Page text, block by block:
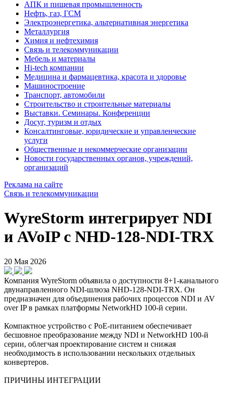
АПК и пищевая промышленность
Нефть, газ, ГСМ
Электроэнергетика, альтернативная энергетика
Металлургия
Химия и нефтехимия
Связь и телекоммуникации
Мебель и материалы
Hi-tech компании
Медицина и фармацевтика, красота и здоровье
Машиностроение
Транспорт, автомобили
Строительство и строительные материалы
Выставки. Семинары. Конференции
Досуг, туризм и отдых
Консалтинговые, юридические и управленческие
услуги
Общественные и некоммерческие организации
Новости государственных органов, учреждений,
организаций
Реклама на сайте
Связь и телекоммуникации
WyreStorm интегрирует NDI
и AVoIP c NHD-128-NDI-TRX
20 Мая 2026
Компания WyreStorm объявила о доступности 8+1-канального
двунаправленного NDI-шлюза NHD-128-NDI-TRX. Он
предназначен для объединения рабочих процессов NDI и AV
over IP в рамках платформы NetworkHD 100-й серии.
Компактное устройство с PoE-питанием обеспечивает
бесшовное преобразование между NDI и NetworkHD 100-й
серии, облегчая проектирование систем и снижая
необходимость в использовании нескольких отдельных
конвертеров.
ПРИЧИНЫ ИНТЕГРАЦИИ